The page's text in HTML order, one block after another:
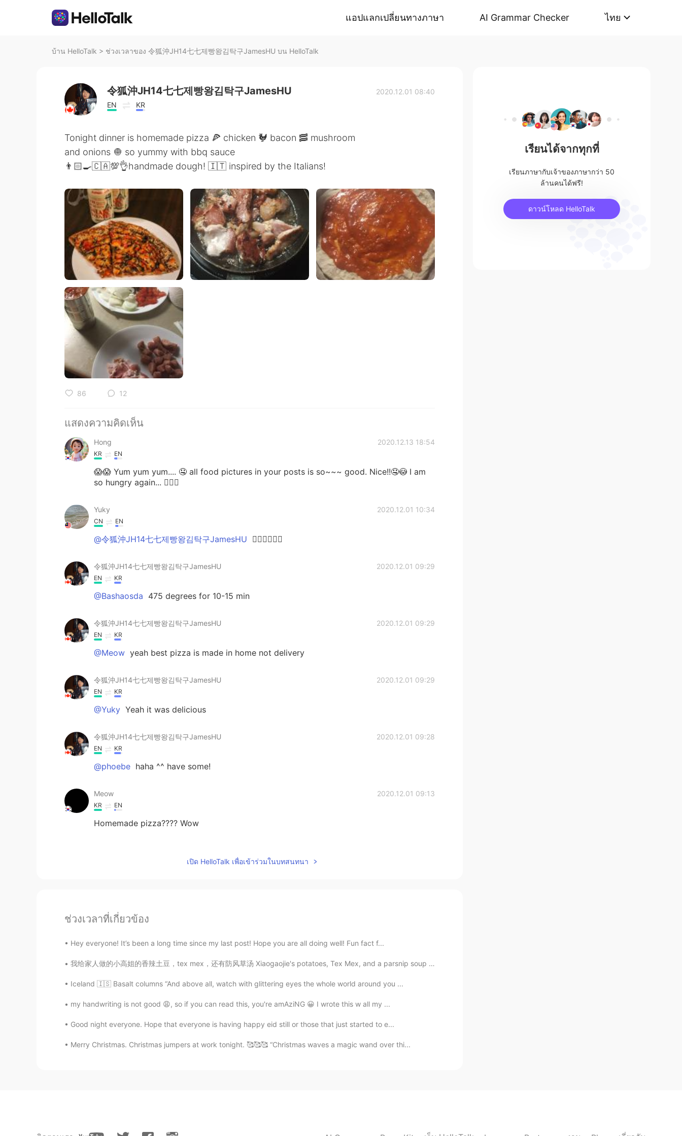
แอปแลกเปลี่ยนทางภาษา AI Grammar Checker ไทย
บ้าน HelloTalk > ช่วงเวลาของ 令狐沖JH14七七제빵왕김탁구JamesHU บน HelloTalk
令狐沖JH14七七제빵왕김탁구JamesHU
EN KR
2020.12.01 08:40
Tonight dinner is homemade pizza 🍕 chicken 🐓 bacon 🥓 mushroom
and onions 🧅 so yummy with bbq sauce
👨🏻‍🍳🇨🇦💯👌handmade dough! 🇮🇹 inspired by the Italians!
86 12
แสดงความคิดเห็น
Hong 2020.12.13 18:54
KR EN
😱😱 Yum yum yum.... 🤤 all food pictures in your posts is so~~~ good. Nice!!🤤😳 I am
so hungry again... 🤦🏻‍♀️
Yuky 2020.12.01 10:34
CN EN
@令狐沖JH14七七제빵왕김탁구JamesHU 👍🏻👍🏻👍🏻
令狐沖JH14七七제빵왕김탁구JamesHU 2020.12.01 09:29
EN KR
@Bashaosda 475 degrees for 10-15 min
令狐沖JH14七七제빵왕김탁구JamesHU 2020.12.01 09:29
EN KR
@Meow yeah best pizza is made in home not delivery
令狐沖JH14七七제빵왕김탁구JamesHU 2020.12.01 09:29
EN KR
@Yuky Yeah it was delicious
令狐沖JH14七七제빵왕김탁구JamesHU 2020.12.01 09:28
EN KR
@phoebe haha ^^ have some!
Meow 2020.12.01 09:13
KR EN
Homemade pizza???? Wow
CN EN
Fiona 2020.12.01 08:43
Yuky 2020.12.01 08:43
So yummy
เปิด HelloTalk เพื่อเข้าร่วมในบทสนทนา
ช่วงเวลาที่เกี่ยวข้อง
Hey everyone! It’s been a long time since my last post! Hope you are all doing well! Fun fact f...
我给家人做的小高姐的香辣土豆，tex mex，还有防风草汤 Xiaogaojie's potatoes, Tex Mex, and a parsnip soup that I made for...
Iceland 🇮🇸 Basalt columns “And above all, watch with glittering eyes the whole world around you ...
my handwriting is not good 😩, so if you can read this, you're amAziNG 😀 I wrote this w all my ...
Good night everyone. Hope that everyone is having happy eid still or those that just started to e...
Merry Christmas. Christmas jumpers at work tonight. 🥰🥰🥰 “Christmas waves a magic wand over thi...
เรียนได้จากทุกที่
เรียนภาษากับเจ้าของภาษากว่า 50
ล้านคนได้ฟรี!
ดาวน์โหลด HelloTalk